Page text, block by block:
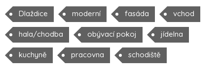
Dlaždice moderní fasáda vchod
hala/chodba obývací pokoj jídelna
kuchyně pracovna schodiště